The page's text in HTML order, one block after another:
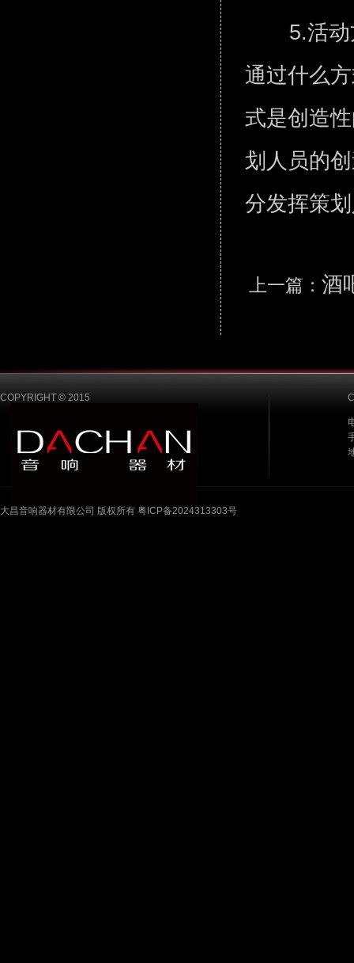
5.活
通过什么
式是创造
划人员的
分发挥策
上一篇： 酒
COPYRIGHT © 2015
大昌音响器材有限公司 版权所有 粤ICP备2024313303号